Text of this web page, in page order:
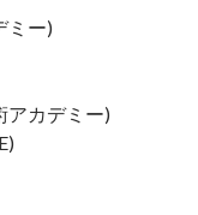
ミー)
カデミー)